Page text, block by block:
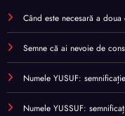
Când este necesară a
Semne că ai nevoie de
Numele YUSUF:
Numele YUSSUF: